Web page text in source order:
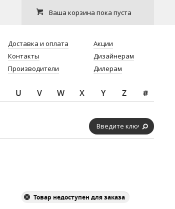
Ваша корзина пока пуста
Доставка и оплата
Контакты
Производители
Акции
Дизайнерам
Дилерам
U V W X Y Z #
Товар недоступен для заказа